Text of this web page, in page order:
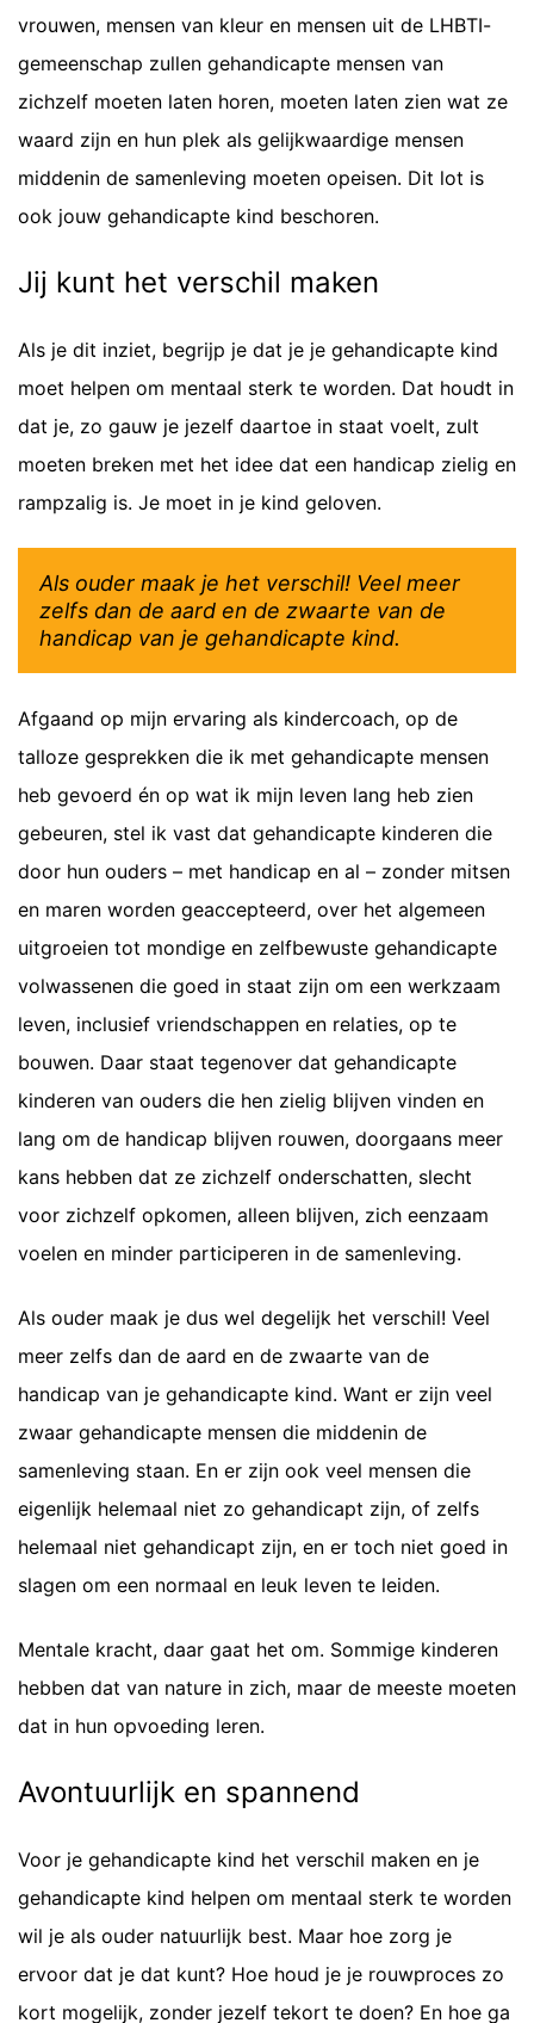
vrouwen, mensen van kleur en mensen uit de LHBTI-
gemeenschap zullen gehandicapte mensen van
zichzelf moeten laten horen, moeten laten zien wat ze
waard zijn en hun plek als gelijkwaardige mensen
middenin de samenleving moeten opeisen. Dit lot is
ook jouw gehandicapte kind beschoren.
Jij kunt het verschil maken
Als je dit inziet, begrijp je dat je je gehandicapte kind
moet helpen om mentaal sterk te worden. Dat houdt in
dat je, zo gauw je jezelf daartoe in staat voelt, zult
moeten breken met het idee dat een handicap zielig en
rampzalig is. Je moet in je kind geloven.
Als ouder maak je het verschil! Veel meer
zelfs dan de aard en de zwaarte van de
handicap van je gehandicapte kind.
Afgaand op mijn ervaring als kindercoach, op de
talloze gesprekken die ik met gehandicapte mensen
heb gevoerd én op wat ik mijn leven lang heb zien
gebeuren, stel ik vast dat gehandicapte kinderen die
door hun ouders – met handicap en al – zonder mitsen
en maren worden geaccepteerd, over het algemeen
uitgroeien tot mondige en zelfbewuste gehandicapte
volwassenen die goed in staat zijn om een werkzaam
leven, inclusief vriendschappen en relaties, op te
bouwen. Daar staat tegenover dat gehandicapte
kinderen van ouders die hen zielig blijven vinden en
lang om de handicap blijven rouwen, doorgaans meer
kans hebben dat ze zichzelf onderschatten, slecht
voor zichzelf opkomen, alleen blijven, zich eenzaam
voelen en minder participeren in de samenleving.
Als ouder maak je dus wel degelijk het verschil! Veel
meer zelfs dan de aard en de zwaarte van de
handicap van je gehandicapte kind. Want er zijn veel
zwaar gehandicapte mensen die middenin de
samenleving staan. En er zijn ook veel mensen die
eigenlijk helemaal niet zo gehandicapt zijn, of zelfs
helemaal niet gehandicapt zijn, en er toch niet goed in
slagen om een normaal en leuk leven te leiden.
Mentale kracht, daar gaat het om. Sommige kinderen
hebben dat van nature in zich, maar de meeste moeten
dat in hun opvoeding leren.
Avontuurlijk en spannend
Voor je gehandicapte kind het verschil maken en je
gehandicapte kind helpen om mentaal sterk te worden
wil je als ouder natuurlijk best. Maar hoe zorg je
ervoor dat je dat kunt? Hoe houd je je rouwproces zo
kort mogelijk, zonder jezelf tekort te doen? En hoe ga